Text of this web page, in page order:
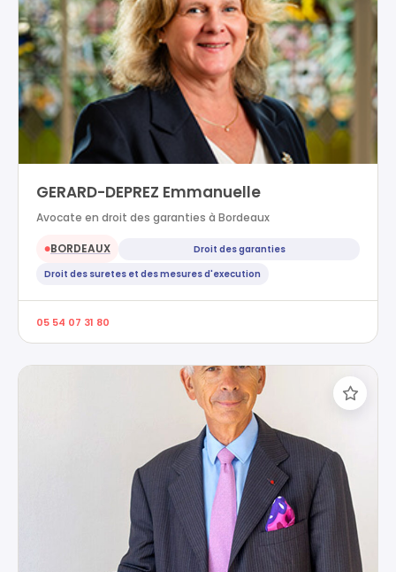
GERARD-DEPREZ Emmanuelle
Avocate en droit des garanties à Bordeaux
●BORDEAUX
Droit des garanties
Droit des suretes et des mesures d'execution
05 54 07 31 80